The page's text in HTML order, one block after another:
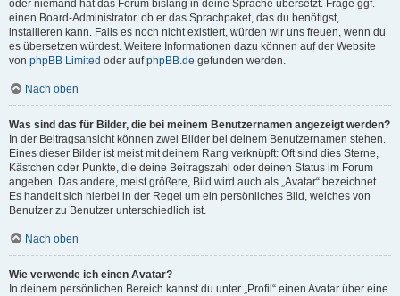
oder niemand hat das Forum bislang in deine Sprache übersetzt. Frage ggf.
einen Board-Administrator, ob er das Sprachpaket, das du benötigst,
installieren kann. Falls es noch nicht existiert, würden wir uns freuen, wenn du
es übersetzen würdest. Weitere Informationen dazu können auf der Website
von phpBB Limited oder aufphpBB.de gefunden werden.
Nach oben
Was sind das für Bilder, die bei meinem Benutzernamen angezeigt werden?
In der Beitragsansicht können zwei Bilder bei deinem Benutzernamen stehen.
Eines dieser Bilder ist meist mit deinem Rang verknüpft: Oft sind dies Sterne,
Kästchen oder Punkte, die deine Beitragszahl oder deinen Status im Forum
angeben. Das andere, meist größere, Bild wird auch als „Avatar“ bezeichnet.
Es handelt sich hierbei in der Regel um ein persönliches Bild, welches von
Benutzer zu Benutzer unterschiedlich ist.
Nach oben
Wie verwende ich einen Avatar?
In deinem persönlichen Bereich kannst du unter „Profil“ einen Avatar über eine